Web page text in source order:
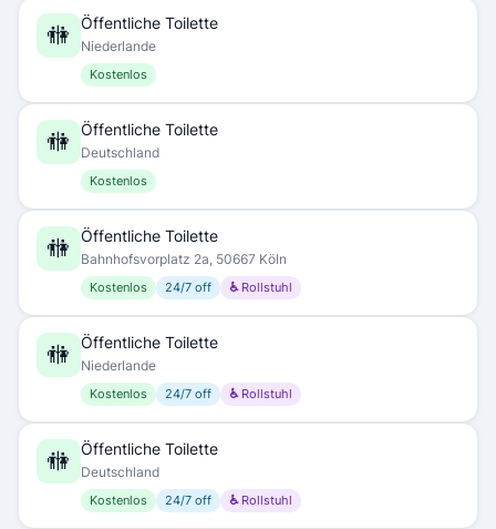
🚻 Öffentliche Toilette
Niederlande
Kostenlos
🚻 Öffentliche Toilette
Deutschland
Kostenlos
🚻 Öffentliche Toilette
Bahnhofsvorplatz 2a, 50667 Köln
Kostenlos 24/7 off ♿ Rollstuhl
🚻 Öffentliche Toilette
Niederlande
Kostenlos 24/7 off ♿ Rollstuhl
🚻 Öffentliche Toilette
Deutschland
Kostenlos 24/7 off ♿ Rollstuhl